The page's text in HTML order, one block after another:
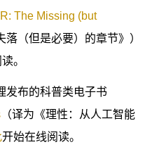
The Missing (but
落（但是必要）的章节》）
。
发布的科普类电子书
（译为《理性：从人工智能
开始在线阅读。